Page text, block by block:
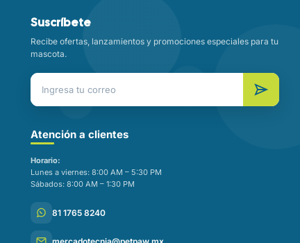
Suscríbete
Recibe ofertas, lanzamientos y promociones especiales para tu
mascota.
Atención a clientes
Horario:
Lunes a viernes: 8:00 AM – 5:30 PM
Sábados: 8:00 AM – 1:30 PM
81 1765 8240